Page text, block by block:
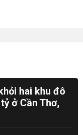
hai khu đô
ở Cần Thơ,